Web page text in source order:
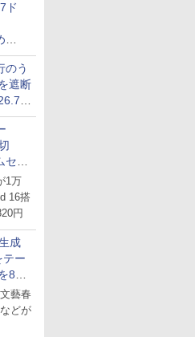
ド
のう
遮断
％
ンド
ー
1万
16搭
円
成
テー
8月
藝春
どが